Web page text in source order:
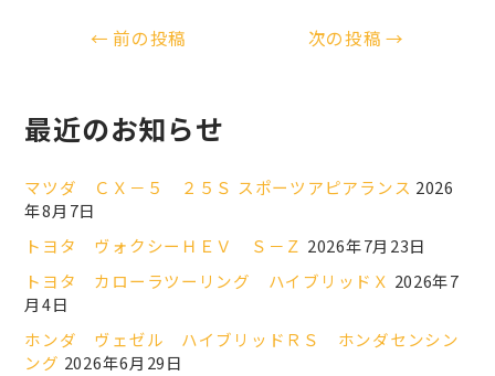
← 前の投稿 次の投稿→
最近のお知らせ
マツダ ＣＸ－５ ２５Ｓ スポーツアピアランス 2026
年8月7日
トヨタ ヴォクシーＨＥＶ Ｓ－Ｚ 2026年7月23日
トヨタ カローラツーリング ハイブリッドＸ 2026年7
月4日
ホンダ ヴェゼル ハイブリッドＲＳ ホンダセンシン
ング 2026年6月29日